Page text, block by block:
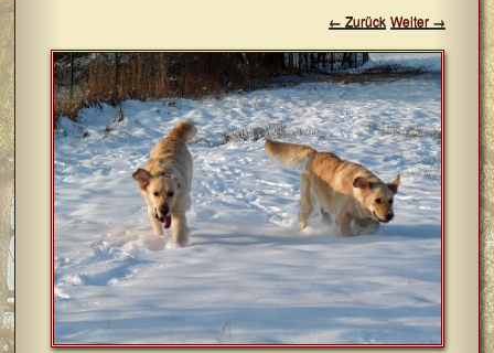
← Zurück Weiter →